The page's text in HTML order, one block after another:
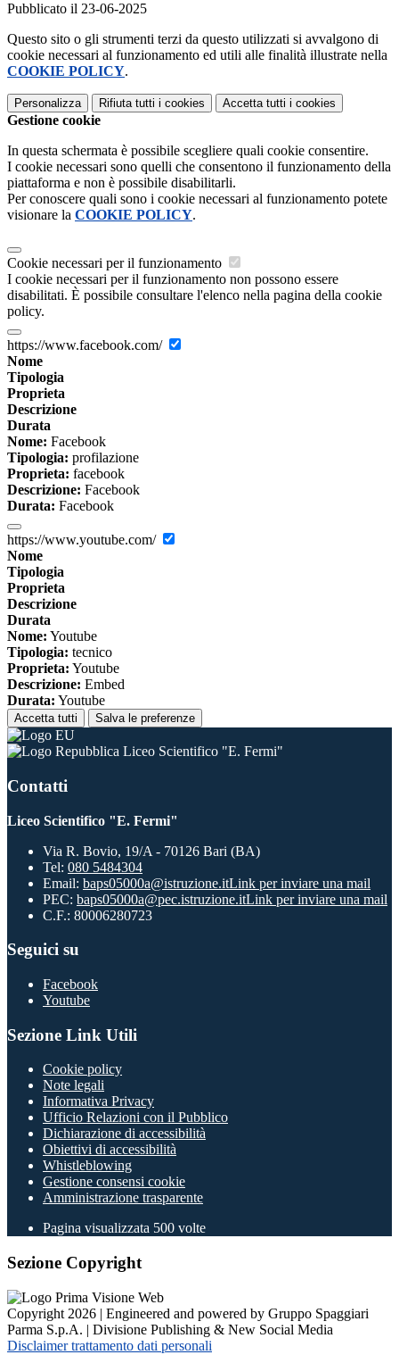
Pubblicato il 23-06-2025
Questo sito o gli strumenti terzi da questo utilizzati si avvalgono di
cookie necessari al funzionamento ed utili alle finalità illustrate nella
COOKIE POLICY.
Personalizza Rifiuta tutti i cookies Accetta tutti i cookies
Gestione cookie
In questa schermata è possibile scegliere quali cookie consentire.
I cookie necessari sono quelli che consentono il funzionamento della
piattaforma e non è possibile disabilitarli.
Per conoscere quali sono i cookie necessari al funzionamento potete
visionare la COOKIE POLICY.
Cookie necessari per il funzionamento
I cookie necessari per il funzionamento non possono essere
disabilitati. È possibile consultare l'elenco nella pagina della cookie
policy.
https://www.facebook.com/
Nome
Tipologia
Proprieta
Descrizione
Durata
Nome: Facebook
Tipologia: profilazione
Proprieta: facebook
Descrizione: Facebook
Durata: Facebook
https://www.youtube.com/
Nome
Tipologia
Proprieta
Descrizione
Durata
Nome: Youtube
Tipologia: tecnico
Proprieta: Youtube
Descrizione: Embed
Durata: Youtube
Accetta tutti Salva le preferenze
Liceo Scientifico "E. Fermi"
Contatti
Liceo Scientifico "E. Fermi"
Via R. Bovio, 19/A - 70126 Bari (BA)
Tel: 080 5484304
Email: baps05000a@istruzione.itLink per inviare una mail
PEC: baps05000a@pec.istruzione.itLink per inviare una mail
C.F.: 80006280723
Seguici su
Facebook
Youtube
Sezione Link Utili
Cookie policy
Note legali
Informativa Privacy
Ufficio Relazioni con il Pubblico
Dichiarazione di accessibilità
Obiettivi di accessibilità
Whistleblowing
Gestione consensi cookie
Amministrazione trasparente
Pagina visualizzata 500 volte
Sezione Copyright
Copyright 2026 | Engineered and powered by Gruppo Spaggiari
Parma S.p.A. | Divisione Publishing & New Social Media
Disclaimer trattamento dati personali